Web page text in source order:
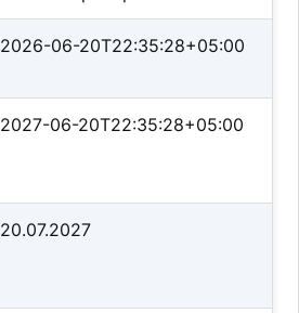
2026-06-20T22:35:28+05:00
2027-06-20T22:35:28+05:00
20.07.2027